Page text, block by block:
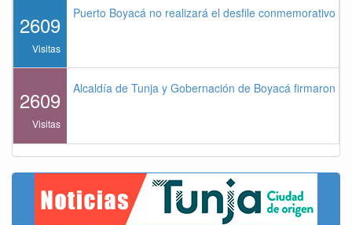
2609
Visitas
Puerto Boyacá no realizará el desfile conmemorativo
2609
Visitas
Alcaldía de Tunja y Gobernación de Boyacá firmaron